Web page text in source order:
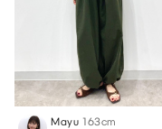
Mayu 163cm